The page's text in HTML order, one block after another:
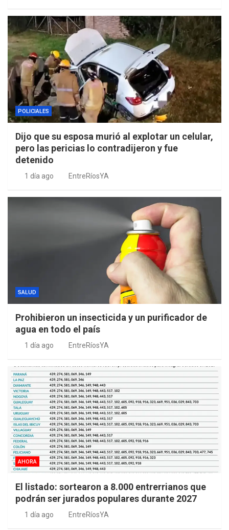
POLICIALES
Dijo que su esposa murió al explotar un celular,
pero las pericias lo contradijeron y fue
detenido
1 día ago EntreRíosYA
SALUD
Prohibieron un insecticida y un purificador de
agua en todo el país
1 día ago EntreRíosYA
AHORA
El listado: sortearon a 8.000 entrerrianos que
podrán ser jurados populares durante 2027
1 día ago EntreRíosYA